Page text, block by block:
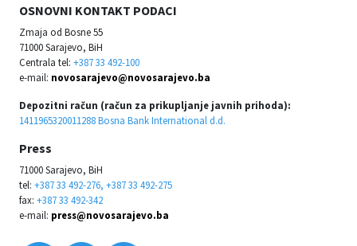
OSNOVNI KONTAKT PODACI
Zmaja od Bosne 55
71000 Sarajevo, BiH
Centrala tel: +387 33 492-100
e-mail: novosarajevo@novosarajevo.ba
Depozitni račun (račun za prikupljanje javnih prihoda):
1411965320011288 Bosna Bank International d.d.
Press
71000 Sarajevo, BiH
tel: +387 33 492-276, +387 33 492-275
fax: +387 33 492-342
e-mail: press@novosarajevo.ba